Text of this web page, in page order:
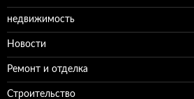
недвижимость
Новости
Ремонт и отделка
Строительство